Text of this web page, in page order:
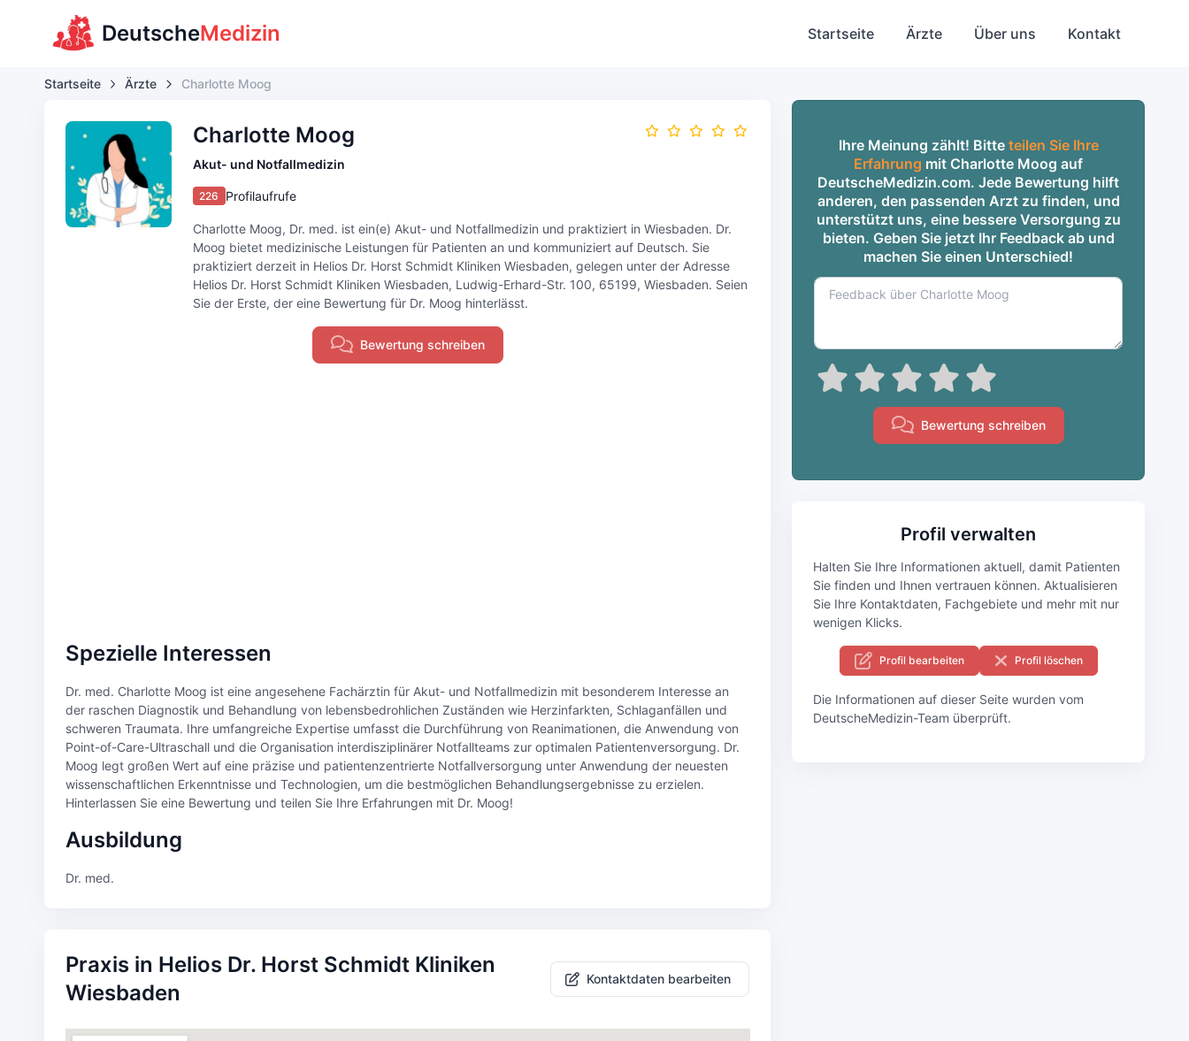
DeutscheMedizin Startseite Ärzte Über uns Kontakt
Startseite Ärzte Charlotte Moog
Charlotte Moog
Akut- und Notfallmedizin
226 Profilaufrufe
Charlotte Moog, Dr. med. ist ein(e) Akut- und Notfallmedizin und praktiziert in Wiesbaden. Dr.
Moog bietet medizinische Leistungen für Patienten an und kommuniziert auf Deutsch. Sie
praktiziert derzeit in Helios Dr. Horst Schmidt Kliniken Wiesbaden, gelegen unter der Adresse
Helios Dr. Horst Schmidt Kliniken Wiesbaden, Ludwig-Erhard-Str. 100, 65199, Wiesbaden. Seien
Sie der Erste, der eine Bewertung für Dr. Moog hinterlässt.
Bewertung schreiben
Spezielle Interessen
Dr. med. Charlotte Moog ist eine angesehene Fachärztin für Akut- und Notfallmedizin mit besonderem Interesse an
der raschen Diagnostik und Behandlung von lebensbedrohlichen Zuständen wie Herzinfarkten, Schlaganfällen und
schweren Traumata. Ihre umfangreiche Expertise umfasst die Durchführung von Reanimationen, die Anwendung von
Point-of-Care-Ultraschall und die Organisation interdisziplinärer Notfallteams zur optimalen Patientenversorgung. Dr.
Moog legt großen Wert auf eine präzise und patientenzentrierte Notfallversorgung unter Anwendung der neuesten
wissenschaftlichen Erkenntnisse und Technologien, um die bestmöglichen Behandlungsergebnisse zu erzielen.
Hinterlassen Sie eine Bewertung und teilen Sie Ihre Erfahrungen mit Dr. Moog!
Ausbildung
Dr. med.
Praxis in Helios Dr. Horst Schmidt Kliniken
Wiesbaden
Kontaktdaten bearbeiten
Ihre Meinung zählt! Bitte teilen Sie Ihre
Erfahrung mit Charlotte Moog auf
DeutscheMedizin.com. Jede Bewertung hilft
anderen, den passenden Arzt zu finden, und
unterstützt uns, eine bessere Versorgung zu
bieten. Geben Sie jetzt Ihr Feedback ab und
machen Sie einen Unterschied!
Bewertung schreiben
Profil verwalten
Halten Sie Ihre Informationen aktuell, damit Patienten
Sie finden und Ihnen vertrauen können. Aktualisieren
Sie Ihre Kontaktdaten, Fachgebiete und mehr mit nur
wenigen Klicks.
Profil bearbeiten Profil löschen
Die Informationen auf dieser Seite wurden vom
DeutscheMedizin-Team überprüft.